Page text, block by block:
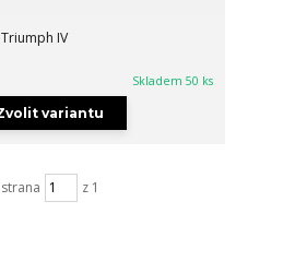
IV
Skladem 50 ks
variantu
strana z 1